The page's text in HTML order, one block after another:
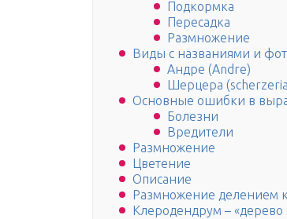
Подкормка
Пересадка
Размножение
Виды с названиями и
Андре (Andre)
Шерцера
Основные ошибки в
Болезни
Вредители
Размножение
Цветение
Описание
Размножение делением
Клеродендрум – «дерево